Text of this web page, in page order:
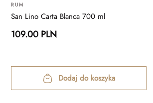
RUM
San Lino Carta Blanca 700 ml
109.00 PLN
Dodaj do koszyka